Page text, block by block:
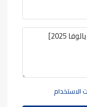
الاستخدام